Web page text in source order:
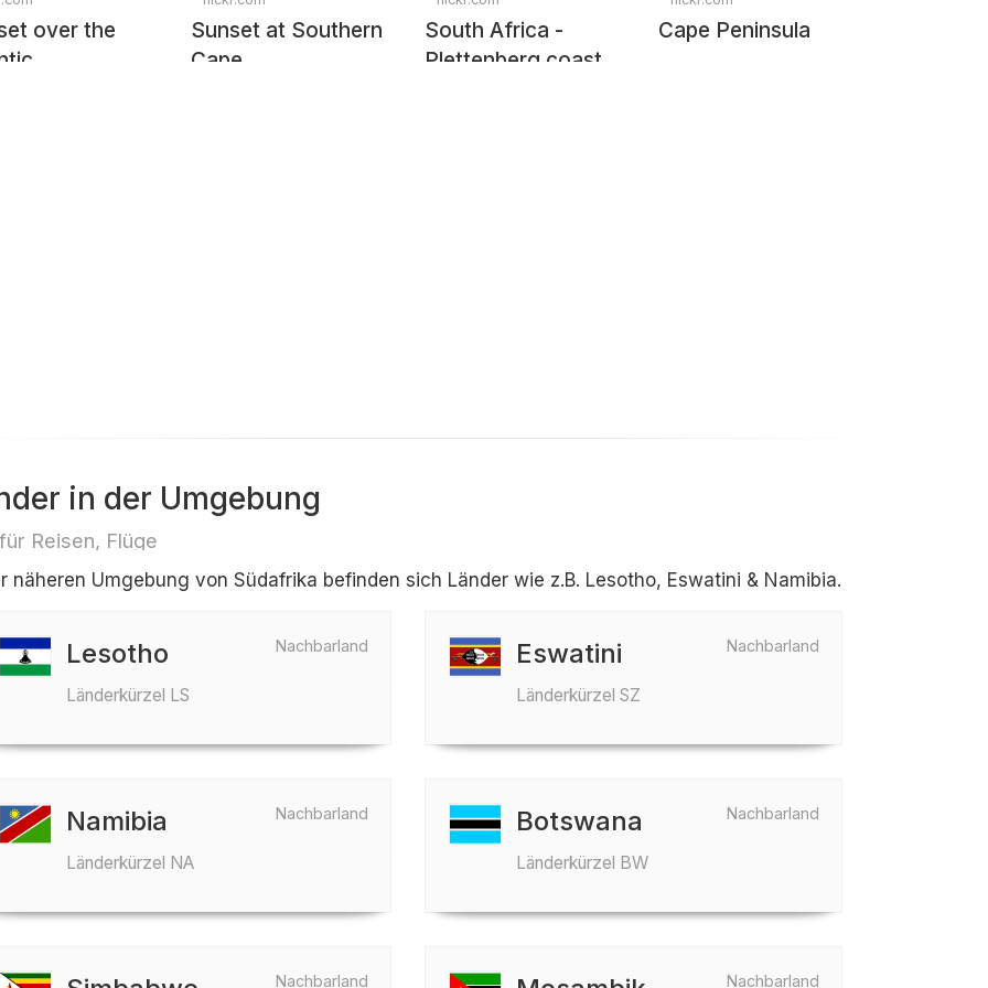
over the
Sunset at Southern
Cape
South Africa -
Plettenberg coast
Cape Peninsula
in der Umgebung
Reisen, Flüge
näheren Umgebung von Südafrika befinden sich Länder wie z.B. Lesotho, Eswatini & Namibia.
Nachbarland
Lesotho
Länderkürzel LS
Nachbarland
Eswatini
Länderkürzel SZ
Nachbarland
Namibia
Länderkürzel NA
Nachbarland
Botswana
Länderkürzel BW
Nachbarland Nachbarland